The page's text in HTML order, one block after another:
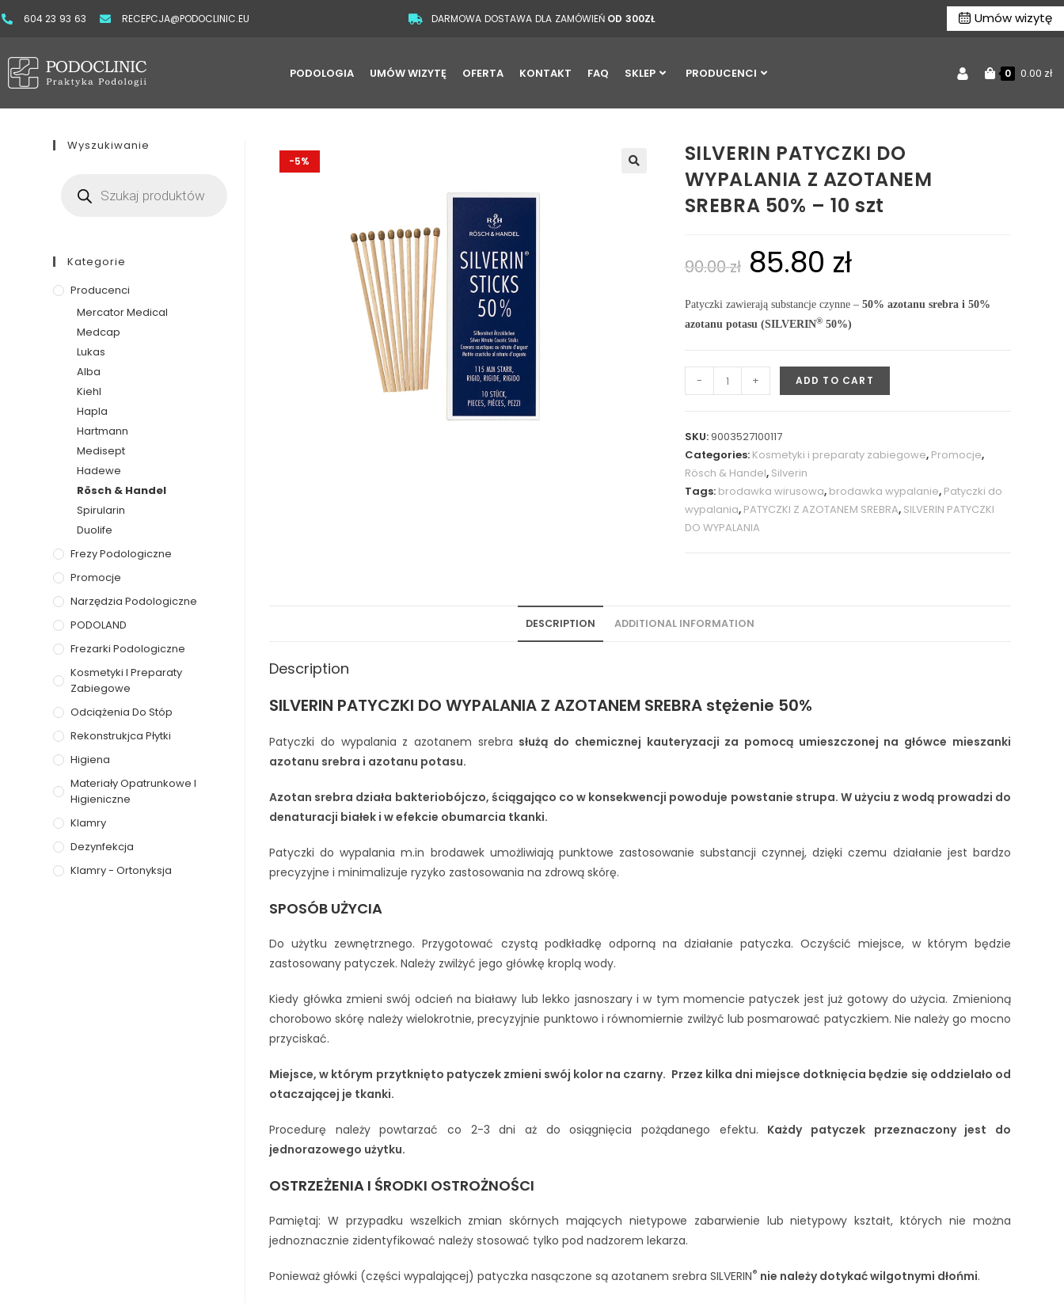
604 23 93 63 RECEPCJA@PODOCLINIC.EU DARMOWA DOSTAWA DLA ZAMÓWIEŃ OD 300ZŁ Umów wizytę
PODOLOGIA UMÓW WIZYTĘ OFERTA KONTAKT FAQ SKLEP PRODUCENCI 0 0.00 zł
-5%
SILVERIN PATYCZKI DO
WYPALANIA Z AZOTANEM
SREBRA 50% – 10 szt
90.00zł 85.80 zł
Patyczki zawierają substancje czynne – 50% azotanu srebra i 50%
azotanu potasu (SILVERIN®50%)
- + ADD TO CART
SKU:9003527100117
Categories: Kosmetyki i preparaty zabiegowe, Promocje,
Rösch & Handel, Silverin
Tags: brodawka wirusowa, brodawka wypalanie, Patyczki do
wypalania, PATYCZKI Z AZOTANEM SREBRA, SILVERIN PATYCZKI
DO WYPALANIA
DESCRIPTION ADDITIONAL INFORMATION
Description
SILVERIN PATYCZKI DO WYPALANIA Z AZOTANEM SREBRA stężenie 50%
Patyczki do wypalania z azotanem srebra służą do chemicznej kauteryzacji za pomocą umieszczonej na główce mieszanki
azotanu srebra i azotanu potasu.
Azotan srebra działa bakteriobójczo, ściągająco co w konsekwencji powoduje powstanie strupa. W użyciu z wodą prowadzi do
denaturacji białek i w efekcie obumarcia tkanki.
Patyczki do wypalania m.in brodawek umożliwiają punktowe zastosowanie substancji czynnej, dzięki czemu działanie jest bardzo
precyzyjne i minimalizuje ryzyko zastosowania na zdrową skórę.
SPOSÓB UŻYCIA
Do użytku zewnętrznego. Przygotować czystą podkładkę odporną na działanie patyczka. Oczyścić miejsce, w którym będzie
zastosowany patyczek. Należy zwilżyć jego główkę kroplą wody.
Kiedy główka zmieni swój odcień na białawy lub lekko jasnoszary i w tym momencie patyczek jest już gotowy do użycia. Zmienioną
chorobowo skórę należy wielokrotnie, precyzyjnie punktowo i równomiernie zwilżyć lub posmarować patyczkiem. Nie należy go mocno
przyciskać.
Miejsce, w którym przytknięto patyczek zmieni swój kolor na czarny. Przez kilka dni miejsce dotknięcia będzie się oddzielało od
otaczającej je tkanki.
Procedurę należy powtarzać co 2-3 dni aż do osiągnięcia pożądanego efektu. Każdy patyczek przeznaczony jest do
jednorazowego użytku.
OSTRZEŻENIA I ŚRODKI OSTROŻNOŚCI
Pamiętaj: W przypadku wszelkich zmian skórnych mających nietypowe zabarwienie lub nietypowy kształt, których nie można
jednoznacznie zidentyfikować należy stosować tylko pod nadzorem lekarza.
Ponieważ główki (części wypalającej) patyczka nasączone są azotanem srebra SILVERIN® nie należy dotykać wilgotnymi dłońmi.
Wyszukiwanie
Kategorie
Producenci
Mercator Medical
Medcap
Lukas
Alba
Kiehl
Hapla
Hartmann
Medisept
Hadewe
Rösch & Handel
Spirularin
Duolife
Frezy Podologiczne
Promocje
Narzędzia Podologiczne
PODOLAND
Frezarki Podologiczne
Kosmetyki I Preparaty
Zabiegowe
Odciążenia Do Stóp
Rekonstrukjca Płytki
Higiena
Materiały Opatrunkowe I
Higieniczne
Klamry
Dezynfekcja
Klamry - Ortonyksja